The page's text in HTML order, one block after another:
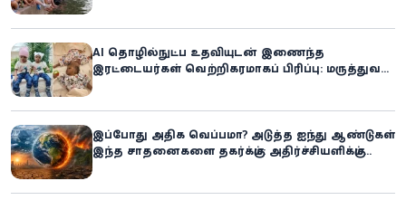
AI தொழில்நுட்ப உதவியுடன் இணைந்த
இரட்டையர்கள் வெற்றிகரமாகப் பிரிப்பு: மருத்துவ
இப்போது அதிக வெப்பமா? அடுத்த ஐந்து ஆண்டுகள்
இந்த சாதனைகளை தகர்க்கும்: அதிர்ச்சியளிக்கும்